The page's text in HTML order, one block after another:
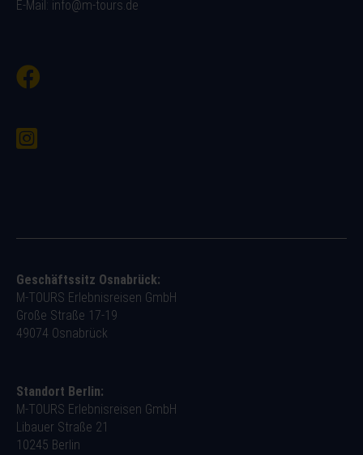
E-Mail: info@m-tours.de
Geschäftssitz Osnabrück:
M-TOURS Erlebnisreisen GmbH
Große Straße 17-19
49074 Osnabrück
Standort Berlin:
M-TOURS Erlebnisreisen GmbH
Libauer Straße 21
10245 Berlin